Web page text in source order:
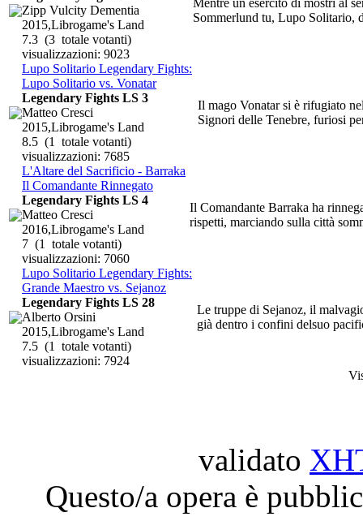
Sommerlund tu, Lupo Solitario,
Zipp Vulcity Dementia
2015,Librogame's Land
7.3 (3 totale votanti)
visualizzazioni: 9023
Lupo Solitario Legendary Fights:
Lupo Solitario vs. Vonatar
Il mago Vonatar si è rifugiato
Signori delle Tenebre, furiosi
Legendary Fights LS 3
Matteo Cresci
2015,Librogame's Land
8.5 (1 totale votanti)
visualizzazioni: 7685
L'Altare del Sacrificio - Barraka
Il Comandante Rinnegato
Il Comandante Barraka ha
rispetti, marciando sulla città
Legendary Fights LS 4
Matteo Cresci
2016,Librogame's Land
7 (1 totale votanti)
visualizzazioni: 7060
Lupo Solitario Legendary Fights:
Grande Maestro vs. Sejanoz
Le truppe di Sejanoz, il
già dentro i confini delsuo
Legendary Fights LS 28
Alberto Orsini
2015,Librogame's Land
7.5 (1 totale votanti)
visualizzazioni: 7924
validato
Questo/a opera è